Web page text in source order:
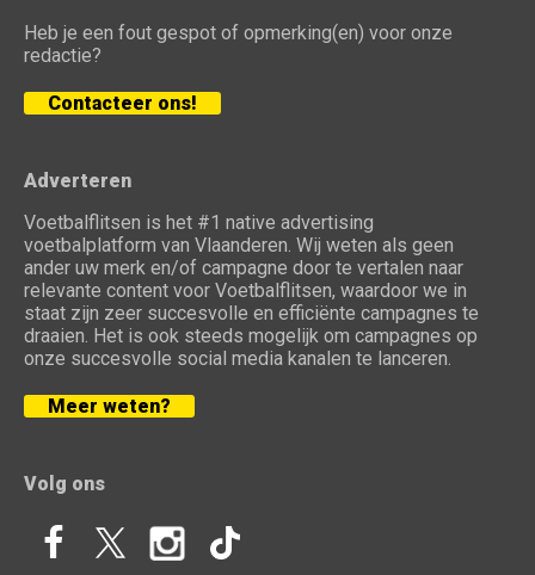
Heb je een fout gespot of opmerking(en) voor onze
redactie?
Contacteer ons!
Adverteren
Voetbalflitsen is het #1 native advertising
voetbalplatform van Vlaanderen. Wij weten als geen
ander uw merk en/of campagne door te vertalen naar
relevante content voor Voetbalflitsen, waardoor we in
staat zijn zeer succesvolle en efficiënte campagnes te
draaien. Het is ook steeds mogelijk om campagnes op
onze succesvolle social media kanalen te lanceren.
Meer weten?
Volg ons